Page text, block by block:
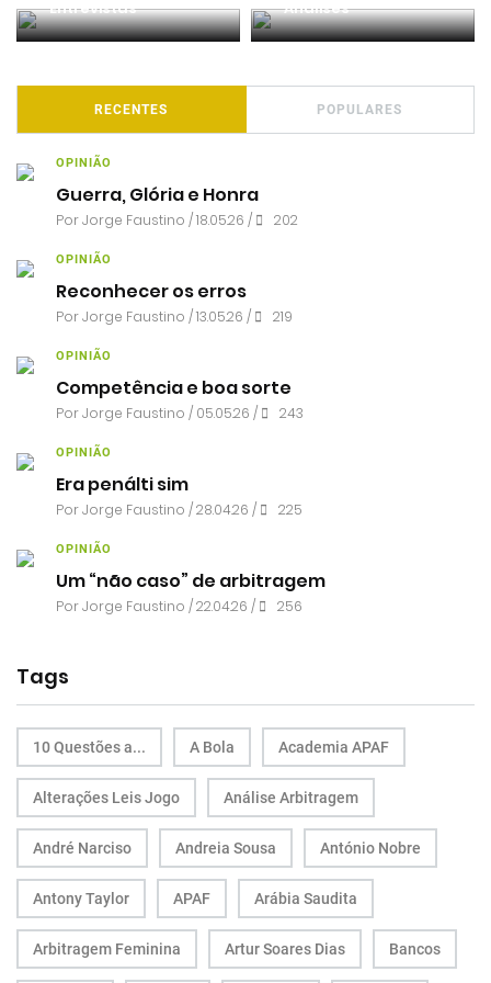
Entrevistas Análises
RECENTES POPULARES
OPINIÃO
Guerra, Glória e Honra
PorJorge Faustino / 18.05.26 / 202
OPINIÃO
Reconhecer os erros
PorJorge Faustino / 13.05.26 / 219
OPINIÃO
Competência e boa sorte
PorJorge Faustino / 05.05.26 / 243
OPINIÃO
Era penálti sim
PorJorge Faustino / 28.04.26 / 225
OPINIÃO
Um “não caso” de arbitragem
PorJorge Faustino / 22.04.26 / 256
Tags
10 Questões a... A Bola Academia APAF
Alterações Leis Jogo Análise Arbitragem
André Narciso Andreia Sousa António Nobre
Antony Taylor APAF Arábia Saudita
Arbitragem Feminina Artur Soares Dias Bancos